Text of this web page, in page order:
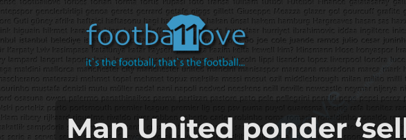
footbaLLove
it's the football, that's the football…
Man United ponder